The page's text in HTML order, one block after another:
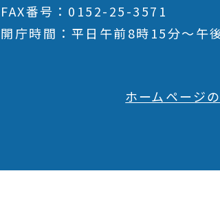
FAX番号
0152-25-3571
開庁時間
平日午前8時15分～午
ホームページ